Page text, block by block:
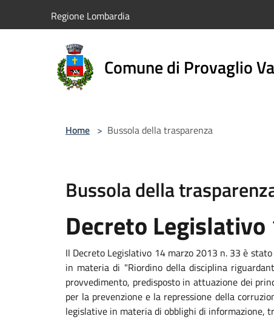
Regione Lombardia
Comune di Provaglio
Home > Bussola della trasparenza
Bussola della
Decreto
Il Decreto Legislativo 14 marzo 2013 n. 33 è stato
in materia di "Riordino della disciplina
provvedimento, predisposto in attuazione dei
per la prevenzione e la repressione della
legislative in materia di obblighi di informazione,